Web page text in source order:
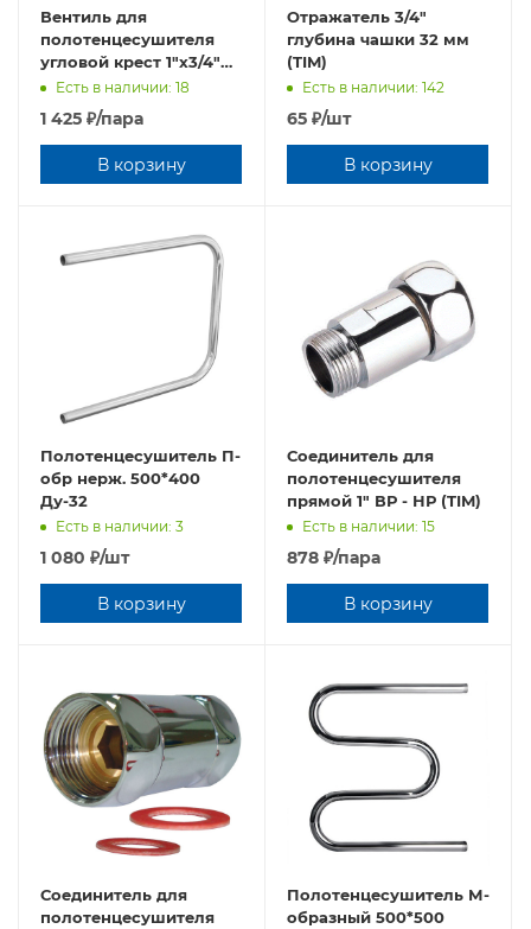
Вентиль для
полотенцесушителя
угловой крест 1"х3/4"
ВР - ВР (TIM)
Есть в наличии: 18
1 425 ₽/пара
В корзину
Отражатель 3/4"
глубина чашки 32 мм
(TIM)
Есть в наличии: 142
65 ₽/шт
В корзину
Полотенцесушитель П-
обр нерж. 500*400
Ду-32
Есть в наличии: 3
1 080 ₽/шт
В корзину
Соединитель для
полотенцесушителя
прямой 1" ВР - НР (TIM)
Есть в наличии: 15
878 ₽/пара
В корзину
Соединитель для
полотенцесушителя
Полотенцесушитель М-
образный 500*500